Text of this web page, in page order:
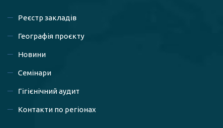
Реєстр закладів
Географія проєкту
Новини
Семінари
Гігієнічний аудит
Контакти по регіонах